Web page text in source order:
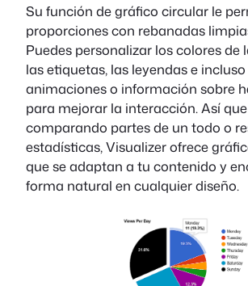
Su función de gráfico circular le
proporciones con rebanadas
Puedes personalizar los colores de
las etiquetas, las leyendas e
animaciones o información sobre
para mejorar la interacción. Así
comparando partes de un todo o
estadísticas, Visualizer ofrece
que se adaptan a tu contenido y
forma natural en cualquier diseño.